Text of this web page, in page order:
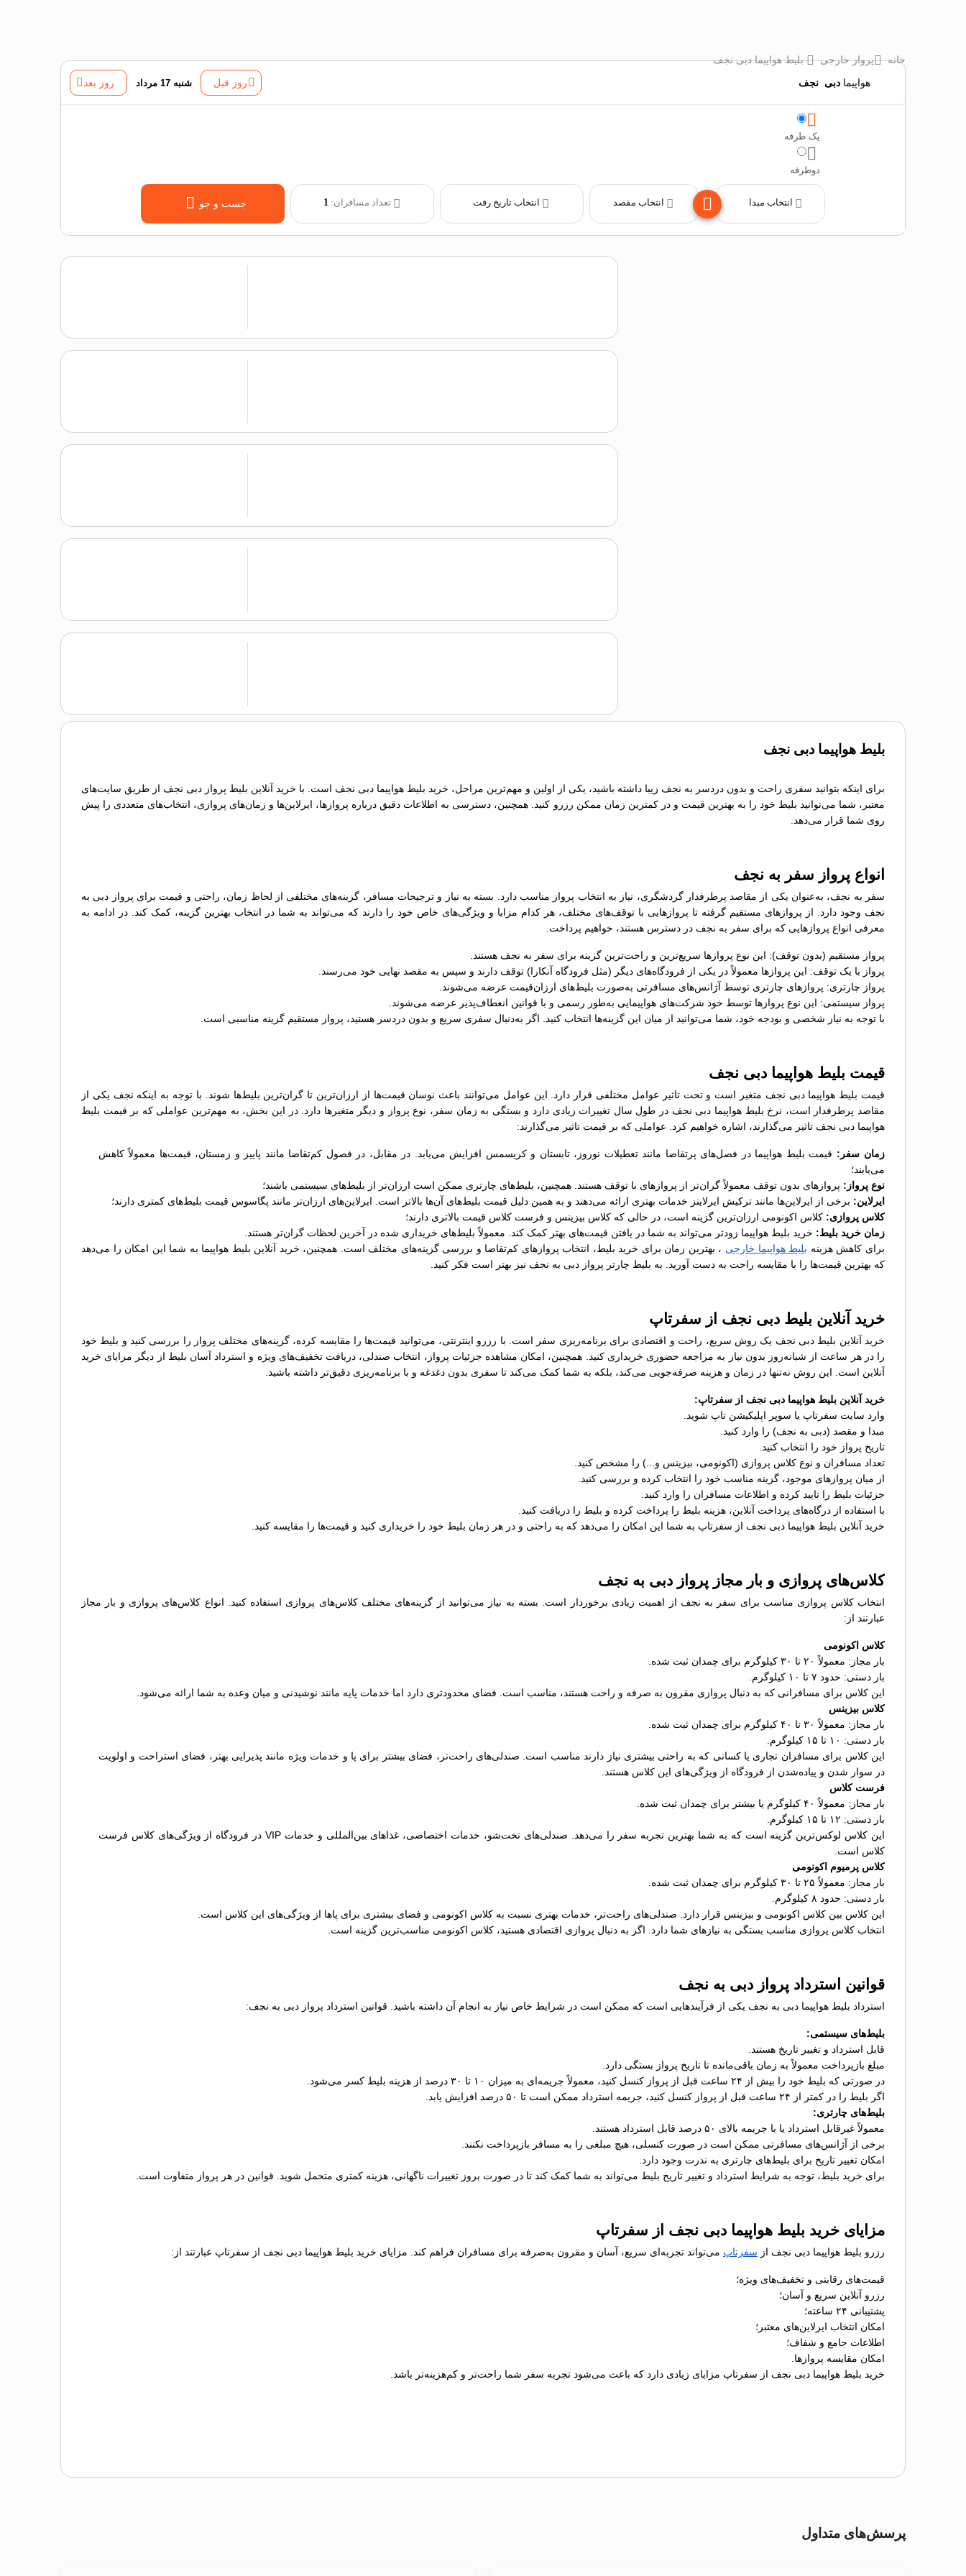
خانه پرواز خارجی
بلیط هواپیما دبی نجف
هواپیما دبی نجف روز قبل شنبه 17 مرداد روز بعد
یک طرفه
دوطرفه
انتخاب مبدا انتخاب مقصد تعداد مسافران:1 جست و جو
بلیط هواپیما دبی نجف
برای اینکه بتوانید سفری راحت و بدون دردسر به نجف زیبا داشته باشید، یکی از اولین و مهم‌ترین مراحل، خرید بلیط هواپیما دبی نجف است. با خرید آنلاین بلیط پرواز دبی نجف از طریق سایت‌های
معتبر، شما می‌توانید بلیط خود را به بهترین قیمت و در کمترین زمان ممکن رزرو کنید. همچنین، دسترسی به اطلاعات دقیق درباره پروازها، ایرلاین‌ها و زمان‌های پروازی، انتخاب‌های متعددی را پیش
روی شما قرار می‌دهد.
انواع پرواز سفر به نجف
سفر به نجف، به‌عنوان یکی از مقاصد پرطرفدار گردشگری، نیاز به انتخاب پرواز مناسب دارد. بسته به نیاز و ترجیحات مسافر، گزینه‌های مختلفی از لحاظ زمان، راحتی و قیمت برای پرواز دبی به
نجف وجود دارد. از پروازهای مستقیم گرفته تا پروازهایی با توقف‌های مختلف، هر کدام مزایا و ویژگی‌های خاص خود را دارند که می‌تواند به شما در انتخاب بهترین گزینه، کمک کند. در ادامه به
معرفی انواع پروازهایی که برای سفر به نجف در دسترس هستند، خواهیم پرداخت.
پرواز مستقیم (بدون توقف): این نوع پروازها سریع‌ترین و راحت‌ترین گزینه برای سفر به نجف هستند.
پرواز با یک توقف: این پروازها معمولاً در یکی از فرودگاه‌های دیگر (مثل فرودگاه آنکارا) توقف دارند و سپس به مقصد نهایی خود می‌رسند.
پرواز چارتری: پروازهای چارتری توسط آژانس‌های مسافرتی به‌صورت بلیط‌های ارزان‌قیمت عرضه می‌شوند.
پرواز سیستمی: این نوع پروازها توسط خود شرکت‌های هواپیمایی به‌طور رسمی و با قوانین انعطاف‌پذیر عرضه می‌شوند.
با توجه به نیاز شخصی و بودجه خود، شما می‌توانید از میان این گزینه‌ها انتخاب کنید. اگر به‌دنبال سفری سریع و بدون دردسر هستید، پرواز مستقیم گزینه مناسبی است.
قیمت بلیط هواپیما دبی نجف
قیمت بلیط هواپیما دبی نجف متغیر است و تحت تاثیر عوامل مختلفی قرار دارد. این عوامل می‌توانند باعث نوسان قیمت‌ها از ارزان‌ترین تا گران‌ترین بلیط‌ها شوند. با توجه به اینکه نجف یکی از
مقاصد پرطرفدار است، نرخ بلیط هواپیما دبی نجف در طول سال تغییرات زیادی دارد و بستگی به زمان سفر، نوع پرواز و دیگر متغیرها دارد. در این بخش، به مهم‌ترین عواملی که بر قیمت بلیط
هواپیما دبی نجف تاثیر می‌گذارند، اشاره خواهیم کرد. عواملی که بر قیمت تاثیر می‌گذارند:
زمان سفر: قیمت بلیط هواپیما در فصل‌های پرتقاضا مانند تعطیلات نوروز، تابستان و کریسمس افزایش می‌یابد. در مقابل، در فصول کم‌تقاضا مانند پاییز و زمستان، قیمت‌ها معمولاً کاهش
می‌یابند؛
نوع پرواز: پروازهای بدون توقف معمولاً گران‌تر از پروازهای با توقف هستند. همچنین، بلیط‌های چارتری ممکن است ارزان‌تر از بلیط‌های سیستمی باشند؛
ایرلاین: برخی از ایرلاین‌ها مانند ترکیش ایرلاینز خدمات بهتری ارائه می‌دهند و به همین دلیل قیمت بلیط‌های آن‌ها بالاتر است. ایرلاین‌های ارزان‌تر مانند پگاسوس قیمت بلیط‌های کمتری دارند؛
کلاس پروازی: کلاس اکونومی ارزان‌ترین گزینه است، در حالی که کلاس بیزینس و فرست کلاس قیمت بالاتری دارند؛
زمان خرید بلیط: خرید بلیط هواپیما زودتر می‌تواند به شما در یافتن قیمت‌های بهتر کمک کند. معمولاً بلیط‌های خریداری شده در آخرین لحظات گران‌تر هستند.
برای کاهش هزینه‌ بلیط هواپیما خارجی ، بهترین زمان برای خرید بلیط، انتخاب پروازهای کم‌تقاضا و بررسی گزینه‌های مختلف است. همچنین، خرید آنلاین بلیط هواپیما به شما این امکان را می‌دهد
که بهترین قیمت‌ها را با مقایسه راحت به دست آورید. به بلیط چارتر پرواز دبی به نجف نیز بهتر است فکر کنید.
خرید آنلاین بلیط دبی نجف از سفرتاپ
خرید آنلاین بلیط دبی نجف یک روش سریع، راحت و اقتصادی برای برنامه‌ریزی سفر است. با رزرو اینترنتی، می‌توانید قیمت‌ها را مقایسه کرده، گزینه‌های مختلف پرواز را بررسی کنید و بلیط خود
را در هر ساعت از شبانه‌روز بدون نیاز به مراجعه حضوری خریداری کنید. همچنین، امکان مشاهده جزئیات پرواز، انتخاب صندلی، دریافت تخفیف‌های ویژه و استرداد آسان بلیط از دیگر مزایای خرید
آنلاین است. این روش نه‌تنها در زمان و هزینه صرفه‌جویی می‌کند، بلکه به شما کمک می‌کند تا سفری بدون دغدغه و با برنامه‌ریزی دقیق‌تر داشته باشید.
خرید آنلاین بلیط هواپیما دبی نجف از سفرتاپ:
وارد سایت سفرتاپ یا سوپر اپلیکیشن تاپ شوید.
مبدا و مقصد (دبی به نجف) را وارد کنید.
تاریخ پرواز خود را انتخاب کنید.
تعداد مسافران و نوع کلاس پروازی (اکونومی، بیزینس و...) را مشخص کنید.
از میان پروازهای موجود، گزینه مناسب خود را انتخاب کرده و بررسی کنید.
جزئیات بلیط را تایید کرده و اطلاعات مسافران را وارد کنید.
با استفاده از درگاه‌های پرداخت آنلاین، هزینه بلیط را پرداخت کرده و بلیط را دریافت کنید.
خرید آنلاین بلیط هواپیما دبی نجف از سفرتاپ به شما این امکان را می‌دهد که به راحتی و در هر زمان بلیط خود را خریداری کنید و قیمت‌ها را مقایسه کنید.
کلاس‌های پروازی و بار مجاز پرواز دبی به نجف
انتخاب کلاس پروازی مناسب برای سفر به نجف از اهمیت زیادی برخوردار است. بسته به نیاز می‌توانید از گزینه‌های مختلف کلاس‌های پروازی استفاده کنید. انواع کلاس‌های پروازی و بار مجاز
عبارتند از:
کلاس اکونومی
بار مجاز: معمولاً ۲۰ تا ۳۰ کیلوگرم برای چمدان ثبت شده.
بار دستی: حدود ۷ تا ۱۰ کیلوگرم.
این کلاس برای مسافرانی که به دنبال پروازی مقرون به صرفه و راحت هستند، مناسب است. فضای محدودتری دارد اما خدمات پایه مانند نوشیدنی و میان وعده به شما ارائه می‌شود.
کلاس بیزینس
بار مجاز: معمولاً ۳۰ تا ۴۰ کیلوگرم برای چمدان ثبت شده.
بار دستی: ۱۰ تا ۱۵ کیلوگرم.
این کلاس برای مسافران تجاری یا کسانی که به راحتی بیشتری نیاز دارند مناسب است. صندلی‌های راحت‌تر، فضای بیشتر برای پا و خدمات ویژه مانند پذیرایی بهتر، فضای استراحت و اولویت
در سوار شدن و پیاده‌شدن از فرودگاه از ویژگی‌های این کلاس هستند.
فرست کلاس
بار مجاز: معمولاً ۴۰ کیلوگرم یا بیشتر برای چمدان ثبت شده.
بار دستی: ۱۲ تا ۱۵ کیلوگرم.
این کلاس لوکس‌ترین گزینه است که به شما بهترین تجربه سفر را می‌دهد. صندلی‌های تخت‌شو، خدمات اختصاصی، غذاهای بین‌المللی و خدمات VIP در فرودگاه از ویژگی‌های کلاس فرست
کلاس است.
کلاس پرمیوم اکونومی
بار مجاز: معمولاً ۲۵ تا ۳۰ کیلوگرم برای چمدان ثبت شده.
بار دستی: حدود ۸ کیلوگرم.
این کلاس بین کلاس اکونومی و بیزینس قرار دارد. صندلی‌های راحت‌تر، خدمات بهتری نسبت به کلاس اکونومی و فضای بیشتری برای پاها از ویژگی‌های این کلاس است.
انتخاب کلاس پروازی مناسب بستگی به نیازهای شما دارد. اگر به دنبال پروازی اقتصادی هستید، کلاس اکونومی مناسب‌ترین گزینه است.
قوانین استرداد پرواز دبی به نجف
استرداد بلیط هواپیما دبی به نجف یکی از فرآیندهایی است که ممکن است در شرایط خاص نیاز به انجام آن داشته باشید. قوانین استرداد پرواز دبی به نجف:
بلیط‌های سیستمی:
قابل استرداد و تغییر تاریخ هستند.
مبلغ بازپرداخت معمولاً به زمان باقی‌مانده تا تاریخ پرواز بستگی دارد.
در صورتی که بلیط خود را بیش از ۲۴ ساعت قبل از پرواز کنسل کنید، معمولاً جریمه‌ای به میزان ۱۰ تا ۳۰ درصد از هزینه بلیط کسر می‌شود.
اگر بلیط را در کمتر از ۲۴ ساعت قبل از پرواز کنسل کنید، جریمه استرداد ممکن است تا ۵۰ درصد افزایش یابد.
بلیط‌های چارتری:
معمولاً غیرقابل استرداد یا با جریمه بالای ۵۰ درصد قابل استرداد هستند.
برخی از آژانس‌های مسافرتی ممکن است در صورت کنسلی، هیچ مبلغی را به مسافر بازپرداخت نکنند.
امکان تغییر تاریخ برای بلیط‌های چارتری به ندرت وجود دارد.
برای خرید بلیط، توجه به شرایط استرداد و تغییر تاریخ بلیط می‌تواند به شما کمک کند تا در صورت بروز تغییرات ناگهانی، هزینه کمتری متحمل شوید. قوانین در هر پرواز متفاوت است.
مزایای خرید بلیط هواپیما دبی نجف از سفرتاپ
رزرو بلیط هواپیما دبی نجف از سفرتاپ می‌تواند تجربه‌ای سریع، آسان و مقرون به‌صرفه برای مسافران فراهم کند. مزایای خرید بلیط هواپیما دبی نجف از سفرتاپ عبارتند از:
قیمت‌های رقابتی و تخفیف‌های ویژه؛
رزرو آنلاین سریع و آسان؛
پشتیبانی ۲۴ ساعته؛
امکان انتخاب ایرلاین‌های معتبر؛
اطلاعات جامع و شفاف؛
امکان مقایسه پروازها.
خرید بلیط هواپیما دبی نجف از سفرتاپ مزایای زیادی دارد که باعث می‌شود تجربه سفر شما راحت‌تر و کم‌هزینه‌تر باشد.
پرسش‌های متداول